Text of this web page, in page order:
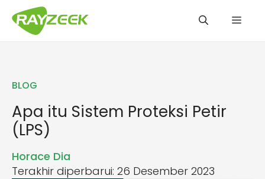
Langsung
BLOG
Apa itu Sistem Proteksi Petir
(LPS)
Horace Dia
Terakhir diperbarui: 26 Desember 2023